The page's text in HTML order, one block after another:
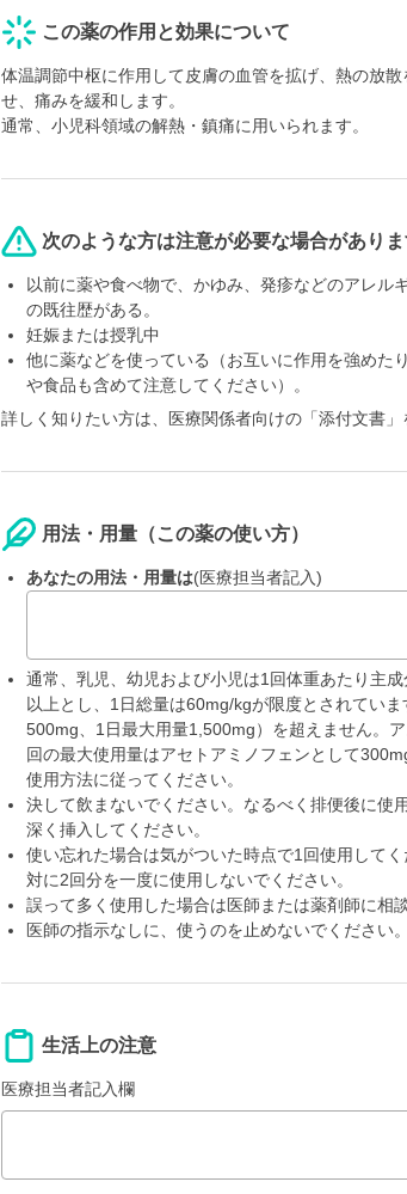
この薬の作用と効果について
体温調節中枢に作用して皮膚の血管を拡げ、熱の放
せ、痛みを緩和します。
通常、小児科領域の解熱・鎮痛に用いられます。
次のような方は注意が必要な場合があり
以前に薬や食べ物で、かゆみ、発疹などのアレル
の既往歴がある。
妊娠または授乳中
他に薬などを使っている（お互いに作用を強めた
や食品も含めて注意してください）。
詳しく知りたい方は、医療関係者向けの「添付文書」
用法・用量（この薬の使い方）
あなたの用法・用量は(医療担当者記入)
通常、乳児、幼児および小児は1回体重あたり主
以上とし、1日総量は60mg/kgが限度とされてい
500mg、1日最大用量1,500mg）を超えません。
回の最大使用量はアセトアミノフェンとして
使用方法に従ってください。
決して飲まないでください。なるべく排便後に使
深く挿入してください。
使い忘れた場合は気がついた時点で1回使用して
対に2回分を一度に使用しないでください。
誤って多く使用した場合は医師または薬剤師に相
医師の指示なしに、使うのを止めないでください。
生活上の注意
医療担当者記入欄